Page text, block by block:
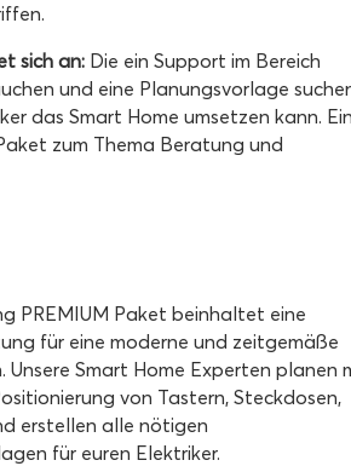
sich an: Die ein Support im Bereich
und eine Planungsvorlage
das Smart Home umsetzen kann.
zum Thema Beratung und
PREMIUM Paket beinhaltet eine
für eine moderne und zeitgemäße
Unsere Smart Home Experten planen
von Tastern, Steckdosen,
erstellen alle nötigen
für euren Elektriker.